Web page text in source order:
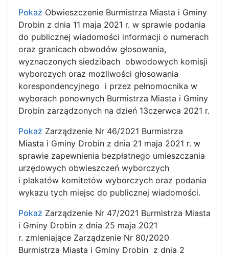
Pokaż Obwieszczenie Burmistrza Miasta i Gminy
Drobin z dnia 11 maja 2021 r. w sprawie podania
do publicznej wiadomości informacji o numerach
oraz granicach obwodów głosowania,
wyznaczonych siedzibach obwodowych komisji
wyborczych oraz możliwości głosowania
korespondencyjnego i przez pełnomocnika w
wyborach ponownych Burmistrza Miasta i Gminy
Drobin zarządzonych na dzień 13czerwca 2021 r.
Pokaż Zarządzenie Nr 46/2021 Burmistrza
Miasta i Gminy Drobin z dnia 21 maja 2021 r. w
sprawie zapewnienia bezpłatnego umieszczania
urzędowych obwieszczeń wyborczych
i plakatów komitetów wyborczych oraz podania
wykazu tych miejsc do publicznej wiadomości.
Pokaż Zarządzenie Nr 47/2021 Burmistrza Miasta
i Gminy Drobin z dnia 25 maja 2021
r. zmieniające Zarządzenie Nr 80/2020
Burmistrza Miasta i Gminy Drobin z dnia 2